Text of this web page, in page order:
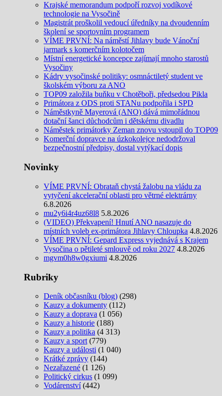
Krajské memorandum podpoří rozvoj vodíkové
technologie na Vysočině
Magistrát proškolil vedoucí úředníky na dvoudenním
školení se sportovním programem
VÍME PRVNÍ: Na náměstí Jihlavy bude Vánoční
jarmark s komerčním kolotočem
Místní energetické koncepce zajímají mnoho starostů
Vysočiny
Kádry vysočinské politiky: osmnáctiletý student ve
školském výboru za ANO
TOP09 založila buňku v Chotěboři, předsedou Pikla
Primátora z ODS proti STANu podpořila i SPD
Náměstkyně Mayerová (ANO) dává mimořádnou
dotační šanci důchodcům i dětskému divadlu
Náměstek primátorky Zeman znovu vstoupil do TOP09
Komerční dopravce na úzkokolejce nedodržoval
bezpečnostní předpisy, dostal vytýkací dopis
Novinky
VÍME PRVNÍ: Obrataň chystá žalobu na vládu za
vytyčení akcelerační oblasti pro větrné elektrárny
6.8.2026
mu2y6i4r4uz68l8 5.8.2026
(VIDEO) Překvapení! Hnutí ANO nasazuje do
místních voleb ex-primátora Jihlavy Chloupka 4.8.2026
VÍME PRVNÍ: Gepard Express vyjednává s Krajem
Vysočina o pětileté smlouvě od roku 2027 4.8.2026
mgvm0h8w0gxiumi 4.8.2026
Rubriky
Deník občasníku (blog) (298)
Kauzy a dokumenty (112)
Kauzy a doprava (1 056)
Kauzy a historie (188)
Kauzy a politika (4 313)
Kauzy a sport (779)
Kauzy a události (1 040)
Krátké zprávy (144)
Nezařazené (1 126)
Politický cirkus (1 099)
Vodárenství(442)